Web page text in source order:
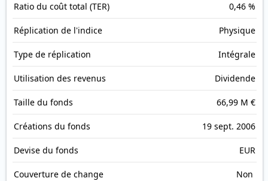
Ratio du coût total (TER) 0,46 %
Réplication de l'indice Physique
Type de réplication Intégrale
Utilisation des revenus Dividende
Taille du fonds 66,99 M €
Créations du fonds 19 sept. 2006
Devise du fonds EUR
Couverture de change Non